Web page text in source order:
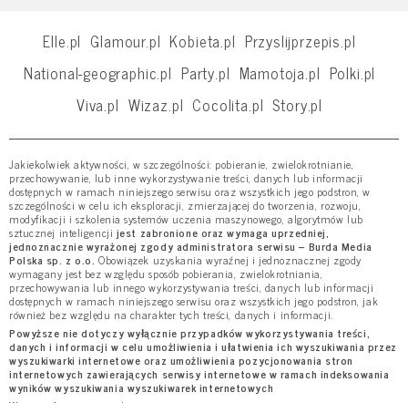
Elle.pl Glamour.pl Kobieta.pl Przyslijprzepis.pl
National-geographic.pl Party.pl Mamotoja.pl Polki.pl
Viva.pl Wizaz.pl Cocolita.pl Story.pl
Jakiekolwiek aktywności, w szczególności: pobieranie, zwielokrotnianie,
przechowywanie, lub inne wykorzystywanie treści, danych lub informacji
dostępnych w ramach niniejszego serwisu oraz wszystkich jego podstron, w
szczególności w celu ich eksploracji, zmierzającej do tworzenia, rozwoju,
modyfikacji i szkolenia systemów uczenia maszynowego, algorytmów lub
sztucznej inteligencji jest zabronione oraz wymaga uprzedniej,
jednoznacznie wyrażonej zgody administratora serwisu – Burda Media
Polska sp. z o.o. Obowiązek uzyskania wyraźnej i jednoznacznej zgody
wymagany jest bez względu sposób pobierania, zwielokrotniania,
przechowywania lub innego wykorzystywania treści, danych lub informacji
dostępnych w ramach niniejszego serwisu oraz wszystkich jego podstron, jak
również bez względu na charakter tych treści, danych i informacji.
Powyższe nie dotyczy wyłącznie przypadków wykorzystywania treści,
danych i informacji w celu umożliwienia i ułatwienia ich wyszukiwania przez
wyszukiwarki internetowe oraz umożliwienia pozycjonowania stron
internetowych zawierających serwisy internetowe w ramach indeksowania
wyników wyszukiwania wyszukiwarek internetowych